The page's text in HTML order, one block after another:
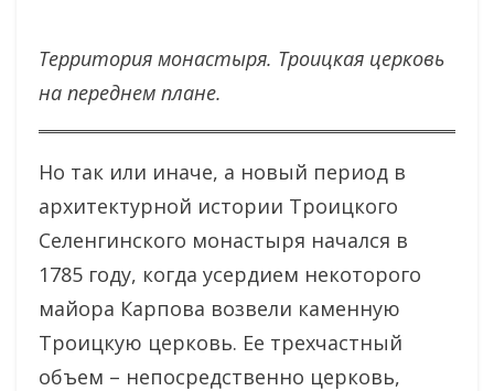
Территория монастыря. Троицкая церковь
на переднем плане.
Но так или иначе, а новый период в
архитектурной истории Троицкого
Селенгинского монастыря начался в
1785 году, когда усердием некоторого
майора Карпова возвели каменную
Троицкую церковь. Ее трехчастный
объем – непосредственно церковь,